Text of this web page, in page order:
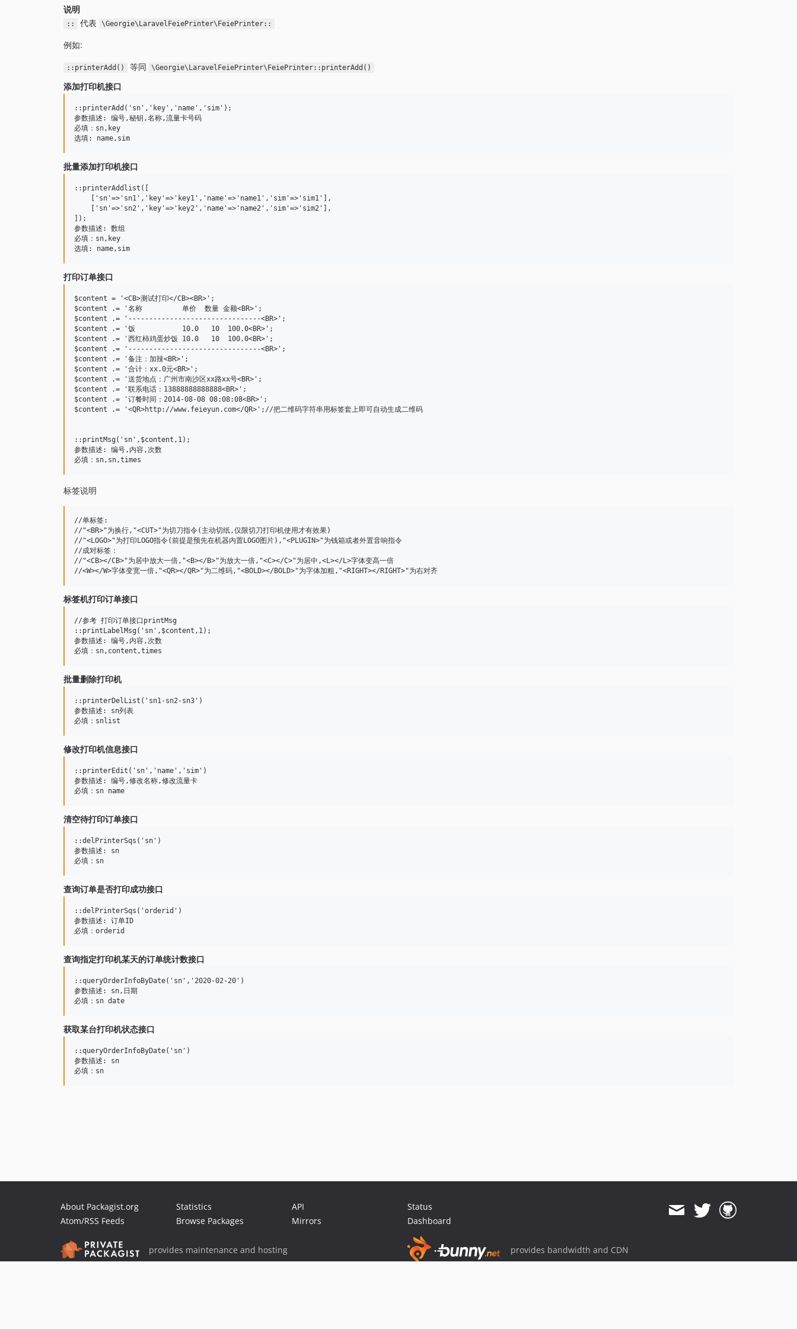
说明
:: 代表 \Georgie\LaravelFeiePrinter\FeiePrinter::
例如:
::printerAdd() 等同 \Georgie\LaravelFeiePrinter\FeiePrinter::printerAdd()
添加打印机接口
::printerAdd('sn','key','name','sim');
参数描述: 编号,秘钥,名称,流量卡号码
必填：sn,key
批量添加打印机接口
::printerAddlist([
    ['sn'=>'sn1','key'=>'key1','name'=>'name1','sim'=>'sim1'],
    ['sn'=>'sn2','key'=>'key2','name'=>'name2','sim'=>'sim2'],
]);
参数描述: 数组
必填：sn,key
打印订单接口
$content = '<CB>测试打印</CB><BR>';
$content .= '名称　　　　　 单价  数量 金额<BR>';
$content .= '--------------------------------<BR>';
$content .= '饭　　　　　 　10.0   10  100.0<BR>';
$content .= '西红柿鸡蛋炒饭 10.0   10  100.0<BR>';
$content .= '--------------------------------<BR>';
$content .= '备注：加辣<BR>';
$content .= '合计：xx.0元<BR>';
$content .= '送货地点：广州市南沙区xx路xx号<BR>';
$content .= '联系电话：13888888888888<BR>';
$content .= '订餐时间：2014-08-08 08:08:08<BR>';
$content .= '<QR>http://www.feieyun.com</QR>';//把二维码字符串用标签套上即可自动生成二维码
::printMsg('sn',$content,1);
参数描述: 编号,内容,次数
标签说明
//单标签:
//"<BR>"为换行,"<CUT>"为切刀指令(主动切纸,仅限切刀打印机使用才有效果)
//"<LOGO>"为打印LOGO指令(前提是预先在机器内置LOGO图片),"<PLUGIN>"为钱箱或者外置音响指令
//成对标签：
//"<CB></CB>"为居中放大一倍,"<B></B>"为放大一倍,"<C></C>"为居中,<L></L>字体变高一倍
标签机打印订单接口
//参考 打印订单接口printMsg
::printLabelMsg('sn',$content,1);
参数描述: 编号,内容,次数
批量删除打印机
::printerDelList('sn1-sn2-sn3')
参数描述: sn列表
修改打印机信息接口
::printerEdit('sn','name','sim')
参数描述: 编号,修改名称,修改流量卡
清空待打印订单接口
::delPrinterSqs('sn')
参数描述: sn
查询订单是否打印成功接口
::delPrinterSqs('orderid')
参数描述: 订单ID
查询指定打印机某天的订单统计数接口
::queryOrderInfoByDate('sn','2020-02-20')
参数描述: sn,日期
获取某台打印机状态接口
::queryOrderInfoByDate('sn')
参数描述: sn
About Packagist.org
Atom/RSS Feeds
Statistics
Browse Packages
API
Mirrors
Status
Dashboard
provides maintenance and hosting provides bandwidth and CDN